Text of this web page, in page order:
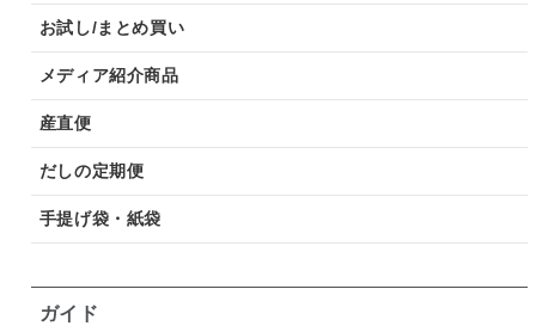
お試し/まとめ買い
メディア紹介商品
産直便
だしの定期便
手提げ袋・紙袋
ガイド